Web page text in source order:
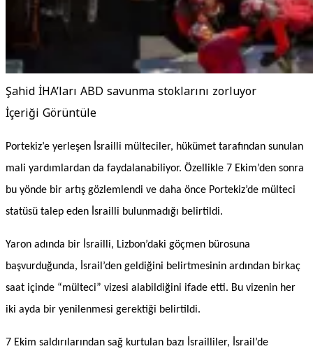
Şahid İHA’ları ABD savunma stoklarını zorluyor
İçeriği Görüntüle
Portekiz’e yerleşen İsrailli mülteciler, hükümet tarafından sunulan
mali yardımlardan da faydalanabiliyor. Özellikle 7 Ekim’den sonra
bu yönde bir artış gözlemlendi ve daha önce Portekiz’de mülteci
statüsü talep eden İsrailli bulunmadığı belirtildi.
Yaron adında bir İsrailli, Lizbon’daki göçmen bürosuna
başvurduğunda, İsrail’den geldiğini belirtmesinin ardından birkaç
saat içinde “mülteci” vizesi alabildiğini ifade etti. Bu vizenin her
iki ayda bir yenilenmesi gerektiği belirtildi.
7 Ekim saldırılarından sağ kurtulan bazı İsrailliler, İsrail’de